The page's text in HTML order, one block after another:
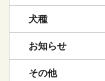
犬種
お知らせ
その他